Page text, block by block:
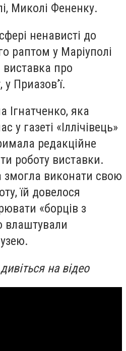
Миколі Фененку.
ненависті до
раптом у Маріуполі
виставка про
у Приазов’ї.
Ігнатченко, яка
у газеті «Іллічівець»
редакційне
роботу виставки.
виконати свою
їй довелося
«борців з
влаштували
на відео